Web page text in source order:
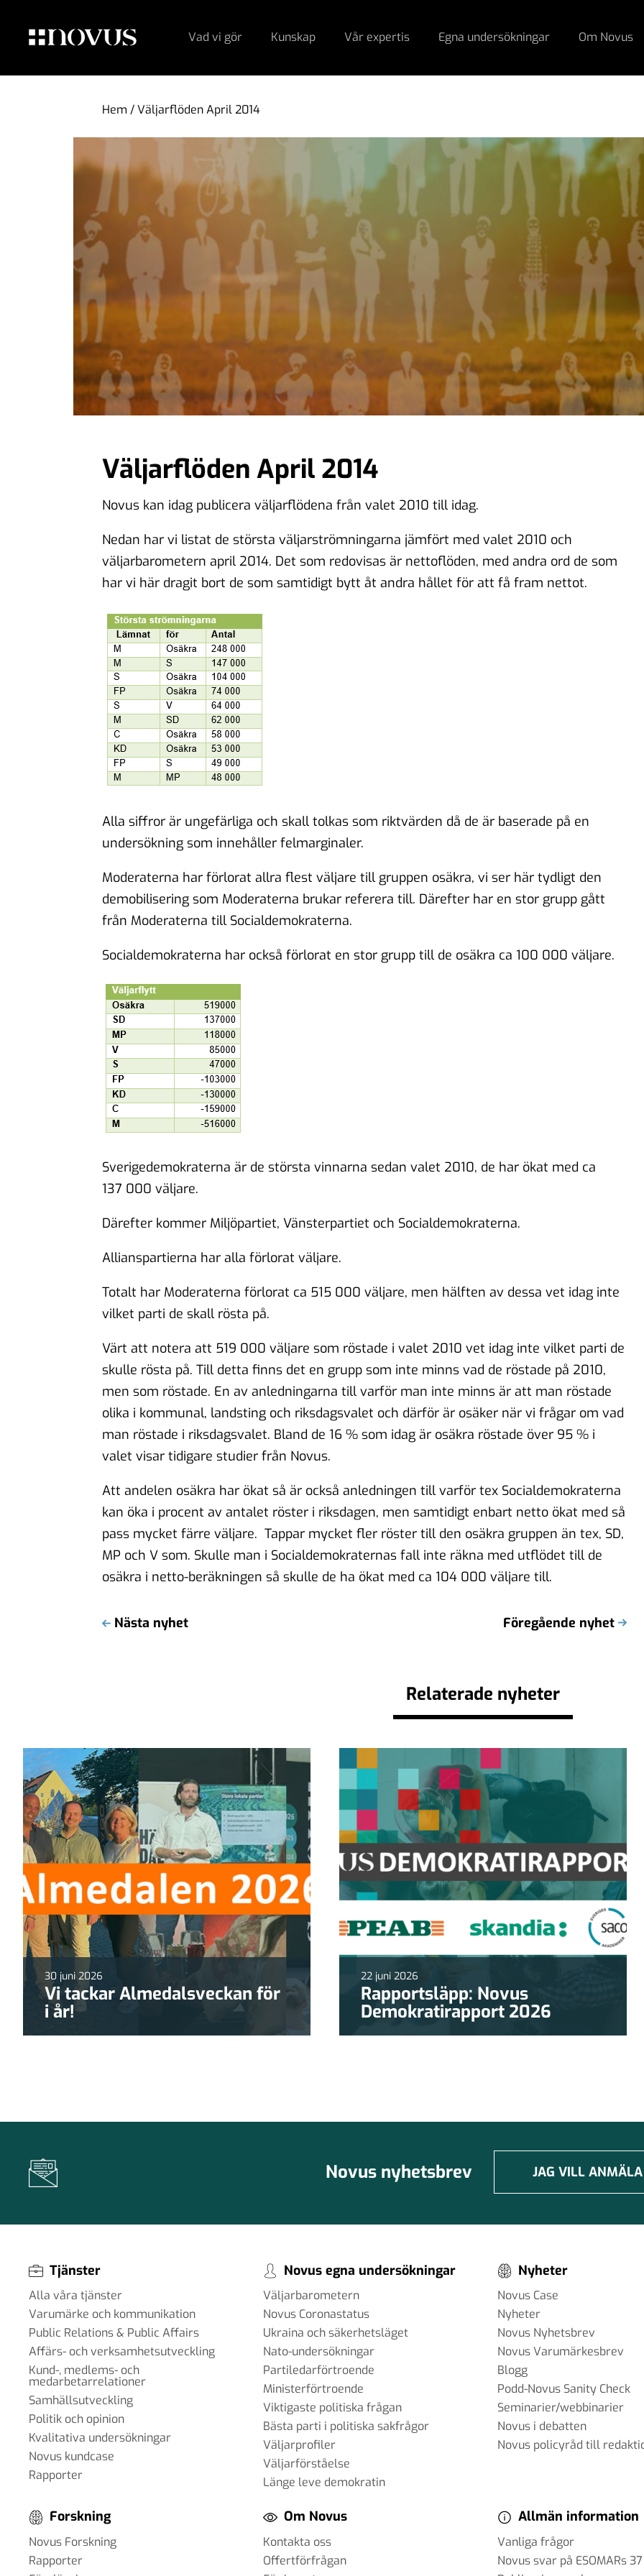
Vad vi gör Kunskap Vår expertis Egna undersökningar Om Novus
Hem /Väljarflöden April 2014
Väljarflöden April 2014
Novus kan idag publicera väljarflödena från valet 2010 till idag.
Nedan har vi listat de största väljarströmningarna jämfört med valet 2010 och
väljarbarometern april 2014. Det som redovisas är nettoflöden, med andra ord de som
har vi här dragit bort de som samtidigt bytt åt andra hållet för att få fram nettot.
Alla siffror är ungefärliga och skall tolkas som riktvärden då de är baserade på en
undersökning som innehåller felmarginaler.
Moderaterna har förlorat allra flest väljare till gruppen osäkra, vi ser här tydligt den
demobilisering som Moderaterna brukar referera till. Därefter har en stor grupp gått
från Moderaterna till Socialdemokraterna.
Socialdemokraterna har också förlorat en stor grupp till de osäkra ca 100 000 väljare.
Sverigedemokraterna är de största vinnarna sedan valet 2010, de har ökat med ca
137 000 väljare.
Därefter kommer Miljöpartiet, Vänsterpartiet och Socialdemokraterna.
Allianspartierna har alla förlorat väljare.
Totalt har Moderaterna förlorat ca 515 000 väljare, men hälften av dessa vet idag inte
vilket parti de skall rösta på.
Värt att notera att 519 000 väljare som röstade i valet 2010 vet idag inte vilket parti de
skulle rösta på. Till detta finns det en grupp som inte minns vad de röstade på 2010,
men som röstade. En av anledningarna till varför man inte minns är att man röstade
olika i kommunal, landsting och riksdagsvalet och därför är osäker när vi frågar om vad
man röstade i riksdagsvalet. Bland de 16 % som idag är osäkra röstade över 95 % i
valet visar tidigare studier från Novus.
Att andelen osäkra har ökat så är också anledningen till varför tex Socialdemokraterna
kan öka i procent av antalet röster i riksdagen, men samtidigt enbart netto ökat med så
pass mycket färre väljare. Tappar mycket fler röster till den osäkra gruppen än tex, SD,
MP och V som. Skulle man i Socialdemokraternas fall inte räkna med utflödet till de
osäkra i netto-beräkningen så skulle de ha ökat med ca 104 000 väljare till.
Nästa nyhet Föregående nyhet
Relaterade nyheter
30 juni 2026
Vi tackar Almedalsveckan för
i år!
22 juni 2026
Rapportsläpp: Novus
Demokratirapport 2026
Novus nyhetsbrev JAG VILL
Tjänster
Alla våra tjänster
Varumärke och kommunikation
Public Relations & Public Affairs
Affärs- och verksamhetsutveckling
Kund-, medlems- och
medarbetarrelationer
Samhällsutveckling
Politik och opinion
Kvalitativa undersökningar
Novus kundcase
Rapporter
Novus egna undersökningar
Väljarbarometern
Novus Coronastatus
Ukraina och säkerhetsläget
Nato-undersökningar
Partiledarförtroende
Ministerförtroende
Viktigaste politiska frågan
Bästa parti i politiska sakfrågor
Väljarprofiler
Väljarförståelse
Länge leve demokratin
Nyheter
Novus Case
Nyheter
Novus Nyhetsbrev
Novus Varumärkesbrev
Blogg
Podd-Novus Sanity Check
Seminarier/webbinarier
Novus i debatten
Novus policyråd till
Forskning
Novus Forskning
Rapporter
Om Novus
Kontakta oss
Offertförfrågan
Allmän information
Vanliga frågor
Novus svar på ESOMARs